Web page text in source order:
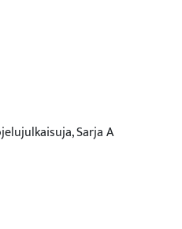
Sarja A